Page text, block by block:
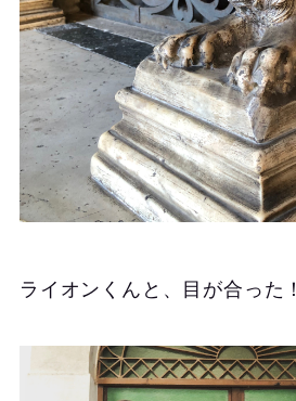
ライオンくんと、目が合った！